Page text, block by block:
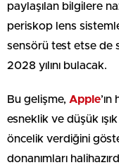
paylaşılan bilgilere
periskop lens
sensörü test etse de
2028 yılını bulacak.
Bu gelişme, Apple
esneklik ve düşük
öncelik verdiğini
donanımları